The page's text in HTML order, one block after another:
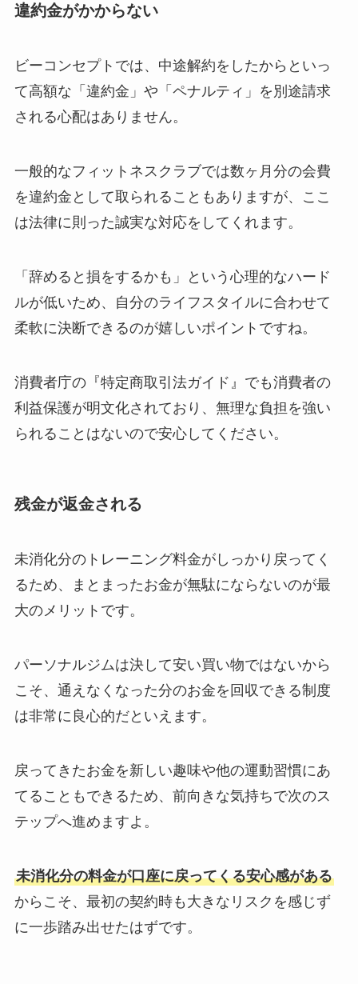
違約金がかからない
ビーコンセプトでは、中途解約をしたからといっ
て高額な「違約金」や「ペナルティ」を別途請求
される心配はありません。
一般的なフィットネスクラブでは数ヶ月分の会費
を違約金として取られることもありますが、ここ
は法律に則った誠実な対応をしてくれます。
「辞めると損をするかも」という心理的なハード
ルが低いため、自分のライフスタイルに合わせて
柔軟に決断できるのが嬉しいポイントですね。
消費者庁の『特定商取引法ガイド』でも消費者の
利益保護が明文化されており、無理な負担を強い
られることはないので安心してください。
残金が返金される
未消化分のトレーニング料金がしっかり戻ってく
るため、まとまったお金が無駄にならないのが最
大のメリットです。
パーソナルジムは決して安い買い物ではないから
こそ、通えなくなった分のお金を回収できる制度
は非常に良心的だといえます。
戻ってきたお金を新しい趣味や他の運動習慣にあ
てることもできるため、前向きな気持ちで次のス
テップへ進めますよ。
未消化分の料金が口座に戻ってくる安心感がある
からこそ、最初の契約時も大きなリスクを感じず
に一歩踏み出せたはずです。